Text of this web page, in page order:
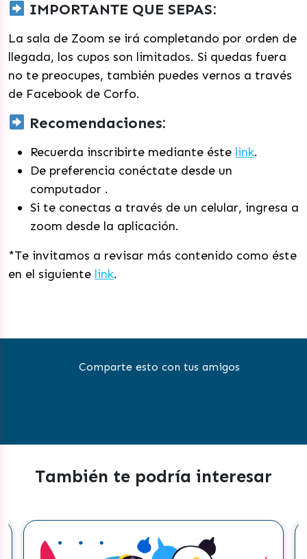
IMPORTANTE QUE SEPAS:
La sala de Zoom se irá completando por orden de
llegada, los cupos son limitados. Si quedas fuera
no te preocupes, también puedes vernos a través
de Facebook de Corfo.
Recomendaciones:
Recuerda inscribirte mediante éste link.
De preferencia conéctate desde un
computador .
Si te conectas a través de un celular, ingresa a
zoom desde la aplicación.
*Te invitamos a revisar más contenido como éste
en el siguiente link.
Comparte esto con tus amigos
También te podría interesar